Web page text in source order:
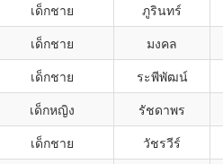
เด็กชาย ภูรินทร์
เด็กชาย มงคล
เด็กชาย ระพีพัฒน์
เด็กหญิง รัชดาพร
เด็กชาย วัชรวีร์